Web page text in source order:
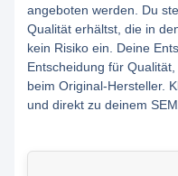
angeboten werden. Du
Qualität erhältst, die in
kein Risiko ein. Deine
Entscheidung für
beim Original-Hersteller.
und direkt zu deinem